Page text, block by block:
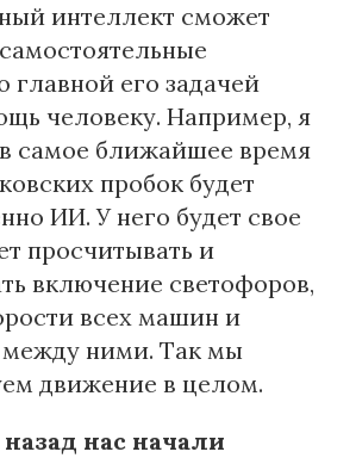
интеллект сможет
главной его задачей
человеку. Например, я
самое ближайшее время
пробок будет
ИИ. У него будет свое
просчитывать и
включение светофоров,
всех машин и
ними. Так мы
движение в целом.
нас начали